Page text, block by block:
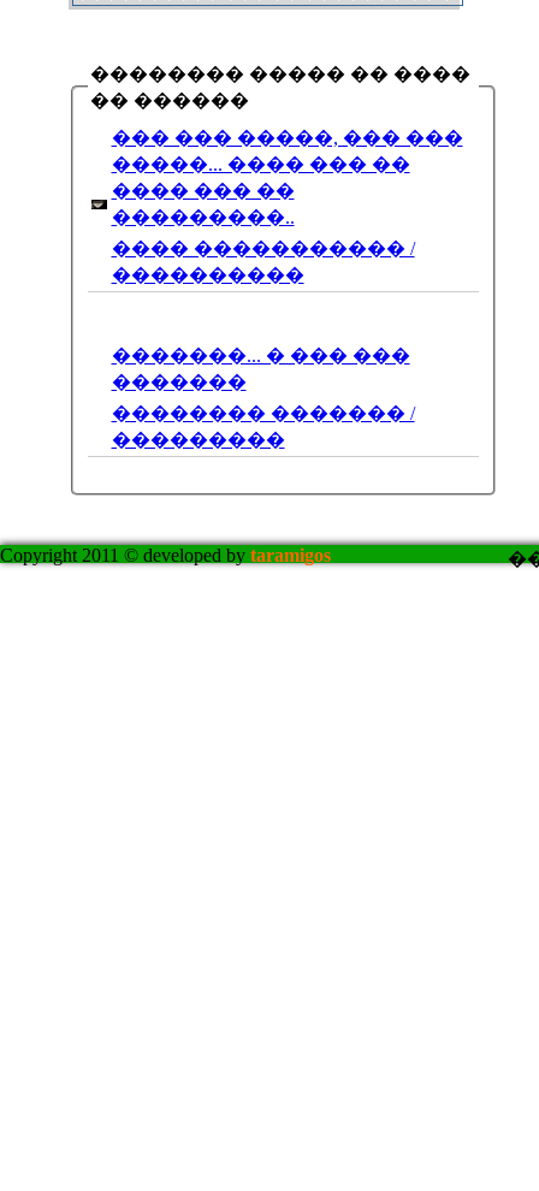
�������� ����� �� ����
�� ������
��� ��� �����, ��� ���
�����... ���� ��� ��
���� ��� ��
���������..
���� ����������� /
����������
�������... � ��� ���
�������
�������� ������� /
���������
Copyright 2011 © developed by taramigos